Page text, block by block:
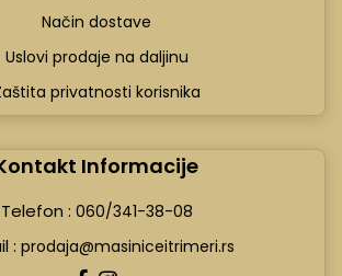
Način dostave
Uslovi prodaje na daljinu
privatnosti korisnika
Informacije
Telefon : 060/341-38-08
: prodaja@masiniceitrimeri.rs